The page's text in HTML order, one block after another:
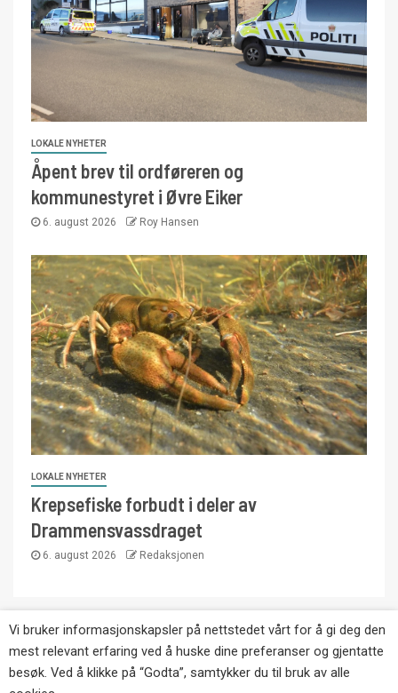
LOKALE NYHETER
Åpent brev til ordføreren og
kommunestyret i Øvre Eiker
6. august 2026 Roy Hansen
LOKALE NYHETER
Krepsefiske forbudt i deler av
Drammensvassdraget
6. august 2026 Redaksjonen
Copyright © Eikernytt.no utgis av Roy’s
Pressetjeneste. Kopiering av tekst, bilder og
annonser er ikke tillatt uten etter avtale med utgiver.
Vi bruker informasjonskapsler på nettstedet vårt for å gi deg den
mest relevant erfaring ved å huske dine preferanser og gjentatte
besøk. Ved å klikke på “Godta”, samtykker du til bruk av alle